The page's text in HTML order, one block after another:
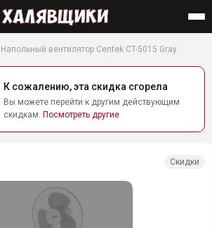
Найти
Напольный вентилятор Centek CT-5015 Gray
К сожалению, эта скидка сгорела
Вы можете перейти к другим действующим
скидкам. Посмотреть другие
Скидки